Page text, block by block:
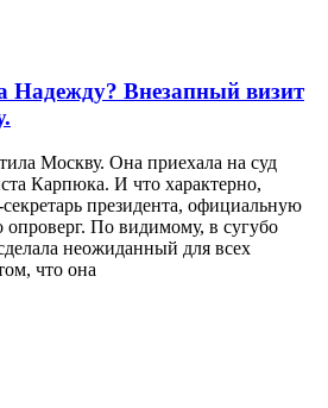
Надежду? Внезапный визит
Москву. Она приехала на суд
Карпюка. И что характерно,
президента, официальную
По видимому, в сугубо
неожиданный для всех
что она